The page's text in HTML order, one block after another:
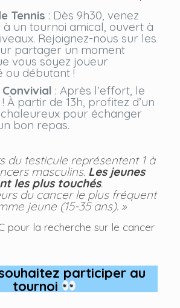
Tennis : Dès 9h30, venez
un tournoi amical, ouvert à
Rejoignez-nous sur les
partager un moment
vous soyez joueur
ou débutant !
: Après l’effort, le
À partir de 13h, profitez d’un
pour échanger
bon repas.
du testicule représentent 1 à
masculins.Les jeunes
les plus touchés.
du cancer le plus fréquent
jeune (15-35 ans). »
pour la recherche sur le cancer
participer au
tournoi